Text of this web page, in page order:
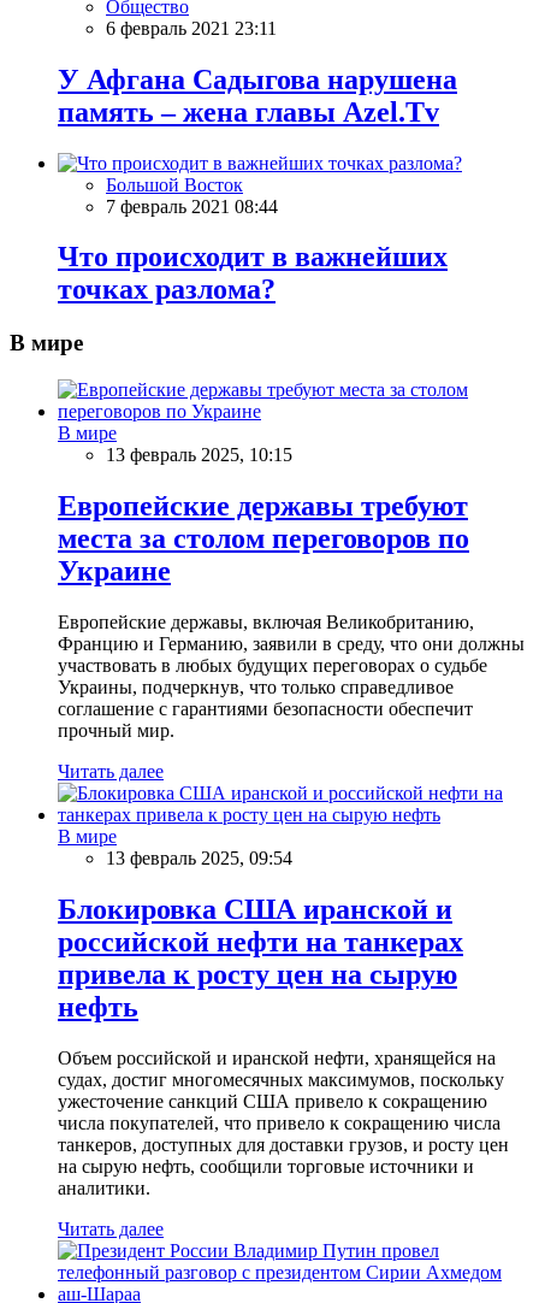
Общество
6 февраль 2021 23:11
У Афгана Садыгова нарушена
память – жена главы Azel.Tv
Большой Восток
7 февраль 2021 08:44
Что происходит в важнейших
точках разлома?
В мире
В мире
13 февраль 2025, 10:15
Европейские державы требуют
места за столом переговоров по
Украине
Европейские державы, включая Великобританию,
Францию и Германию, заявили в среду, что они должны
участвовать в любых будущих переговорах о судьбе
Украины, подчеркнув, что только справедливое
соглашение с гарантиями безопасности обеспечит
прочный мир.
Читать далее
В мире
13 февраль 2025, 09:54
Блокировка США иранской и
российской нефти на танкерах
привела к росту цен на сырую
нефть
Объем российской и иранской нефти, хранящейся на
судах, достиг многомесячных максимумов, поскольку
ужесточение санкций США привело к сокращению
числа покупателей, что привело к сокращению числа
танкеров, доступных для доставки грузов, и росту цен
на сырую нефть, сообщили торговые источники и
аналитики.
Читать далее